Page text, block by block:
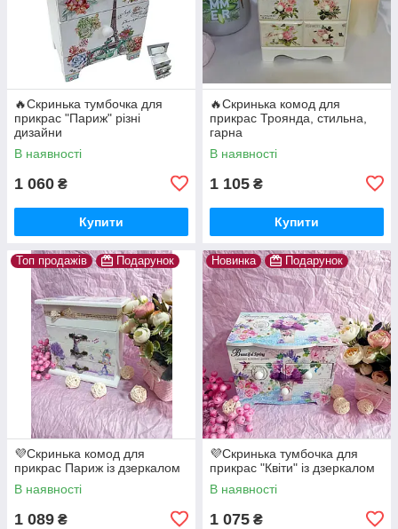
🔥Скринька тумбочка для
прикрас "Париж" різні
дизайни
В наявності
1 060 ₴
Купити
🔥Скринька комод для
прикрас Троянда, стильна,
гарна
В наявності
1 105 ₴
Купити
Топ продажів Подарунок
💜Скринька комод для
прикрас Париж із дзеркалом
В наявності
1 089 ₴
Новинка Подарунок
💜Скринька тумбочка для
прикрас "Квіти" із дзеркалом
В наявності
1 075 ₴